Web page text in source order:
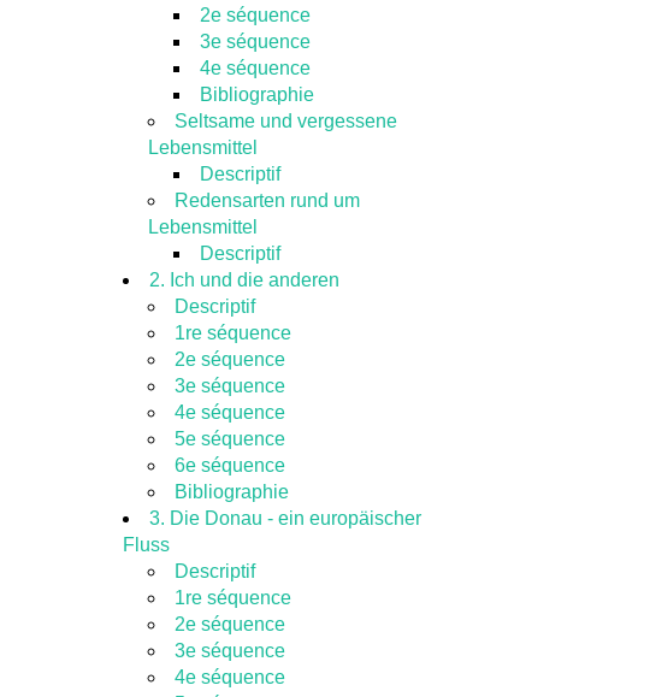
2e séquence
3e séquence
4e séquence
Bibliographie
Seltsame und vergessene
Lebensmittel
Descriptif
Redensarten rund um
Lebensmittel
Descriptif
2. Ich und die anderen
Descriptif
1re séquence
2e séquence
3e séquence
4e séquence
5e séquence
6e séquence
Bibliographie
3. Die Donau - ein europäischer
Fluss
Descriptif
1re séquence
2e séquence
3e séquence
4e séquence